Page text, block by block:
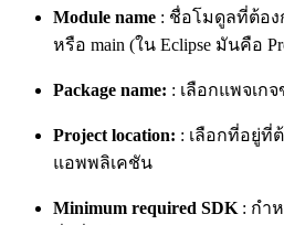
Module name : ชื่อโมดูลที่ต้อง
หรือ main (ใน Eclipse มันคือ
Package name: : เลือกแพจเก
Project location: : เลือกที่อยู่ที่
แอพพลิเคชัน
Minimum required SDK : กำ